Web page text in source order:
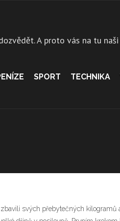
A proto vás na tu
SPORT TECHNIKA
svých přebytečných kilogramů